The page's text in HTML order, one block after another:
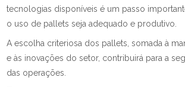
tecnologias disponíveis é um passo
o uso de pallets seja adequado e produtivo.
A escolha criteriosa dos pallets, somada à
e às inovações do setor, contribuirá para a
das operações.